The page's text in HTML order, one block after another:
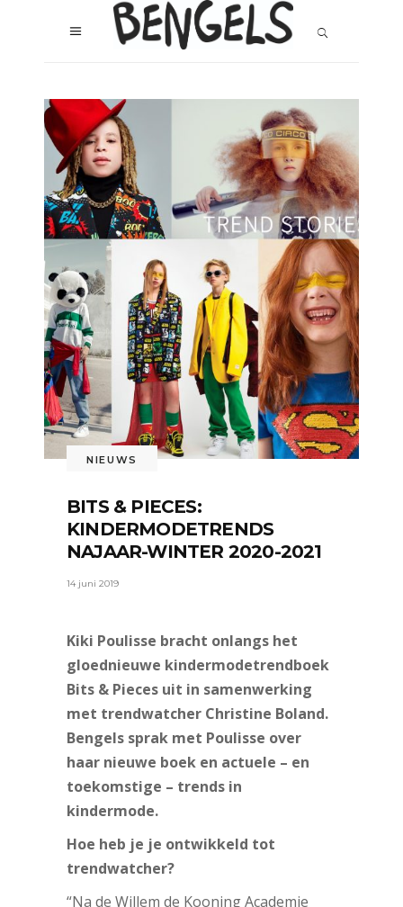
NIEUWS
BITS & PIECES:
KINDERMODETRENDS
NAJAAR-WINTER 2020-2021
14 juni 2019
Kiki Poulisse bracht onlangs het
gloednieuwe kindermodetrendboek
Bits & Pieces uit in samenwerking
met trendwatcher Christine Boland.
Bengels sprak met Poulisse over
haar nieuwe boek en actuele – en
toekomstige – trends in
kindermode.
Hoe heb je je ontwikkeld tot
trendwatcher?
“Na de Willem de Kooning Academie